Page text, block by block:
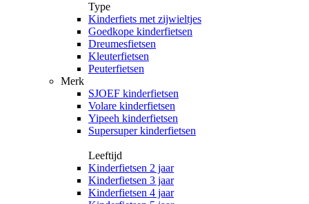
Type
Kinderfiets met zijwieltjes
Goedkope kinderfietsen
Dreumesfietsen
Kleuterfietsen
Peuterfietsen
Merk
SJOEF kinderfietsen
Volare kinderfietsen
Yipeeh kinderfietsen
Supersuper kinderfietsen
Leeftijd
Kinderfietsen 2 jaar
Kinderfietsen 3 jaar
Kinderfietsen 4 jaar